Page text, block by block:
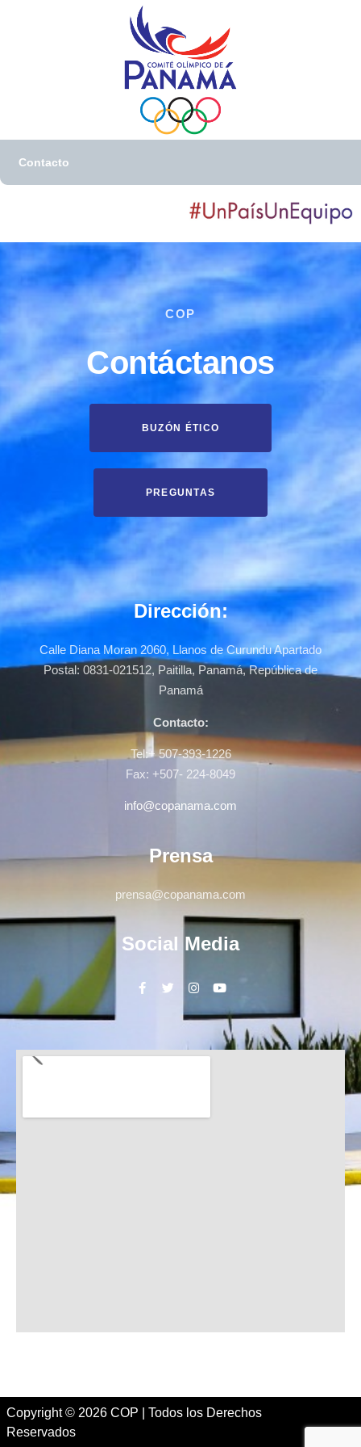
Contacto
COP
Contáctanos
BUZÓN ÉTICO
PREGUNTAS
Dirección:
Calle Diana Moran 2060, Llanos de Curundu Apartado
Postal: 0831-021512, Paitilla, Panamá, República de
Panamá
Contacto:
Tel:+ 507-393-1226
Fax: +507- 224-8049
info@copanama.com
Prensa
prensa@copanama.com
Social Media
Copyright © 2026 COP | Todos los Derechos
Reservados